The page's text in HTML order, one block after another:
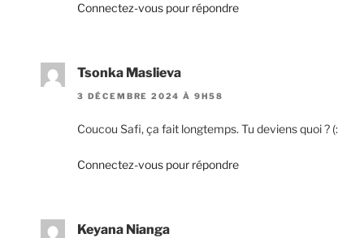
Connectez-vous pour répondre
Tsonka Maslieva
3 DÉCEMBRE 2024 À 9H58
Coucou Safi, ça fait longtemps. Tu deviens quoi ? (:
Connectez-vous pour répondre
Keyana Nianga